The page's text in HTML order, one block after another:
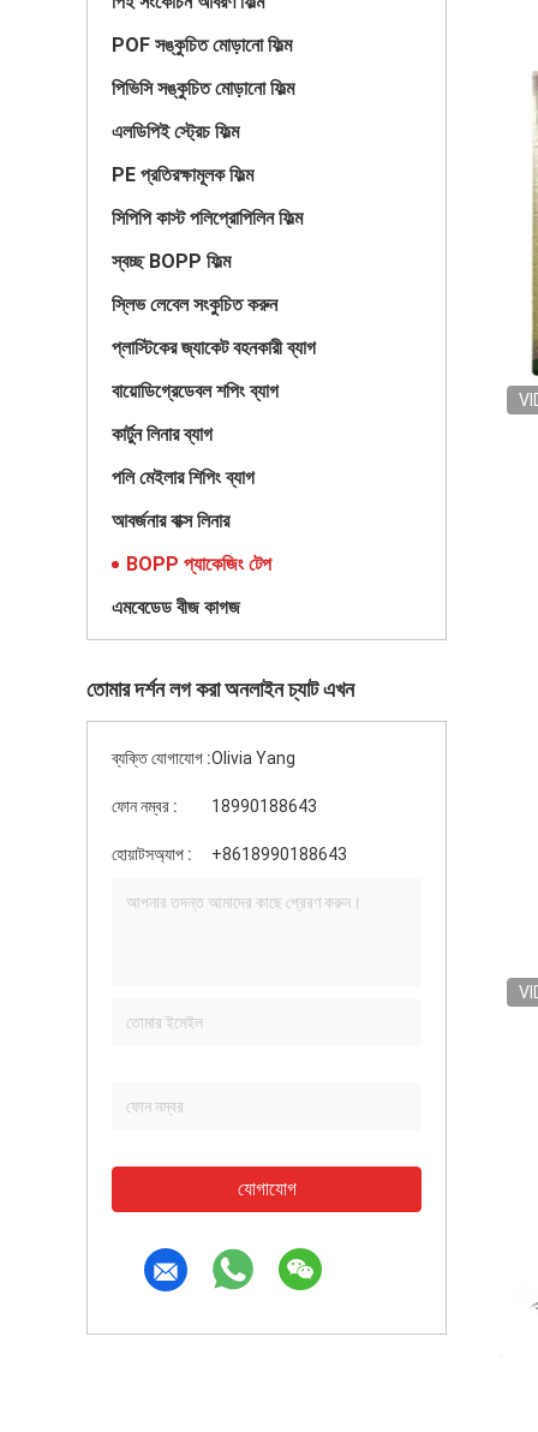
POF সঙ্কুচিত মোড়ানো ফিল্ম
পিভিসি সঙ্কুচিত মোড়ানো ফিল্ম
এলডিপিই স্ট্রেচ ফিল্ম
PE প্রতিরক্ষামূলক ফিল্ম
সিপিপি কাস্ট পলিপ্রোপিলিন ফিল্ম
স্বচ্ছ BOPP ফিল্ম
স্লিভ লেবেল সংকুচিত করুন
প্লাস্টিকের জ্যাকেট বহনকারী ব্যাগ
বায়োডিগ্রেডেবল শপিং ব্যাগ
কার্টুন লিনার ব্যাগ
পলি মেইলার শিপিং ব্যাগ
আবর্জনার বাক্স লিনার
BOPP প্যাকেজিং টেপ
এমবেডেড বীজ কাগজ
তোমার দর্শন লগ করা অনলাইন চ্যাট এখন
ব্যক্তি যোগাযোগ :Olivia Yang
ফোন নম্বর : 18990188643
হোয়াটসঅ্যাপ : +8618990188643
যোগাযোগ